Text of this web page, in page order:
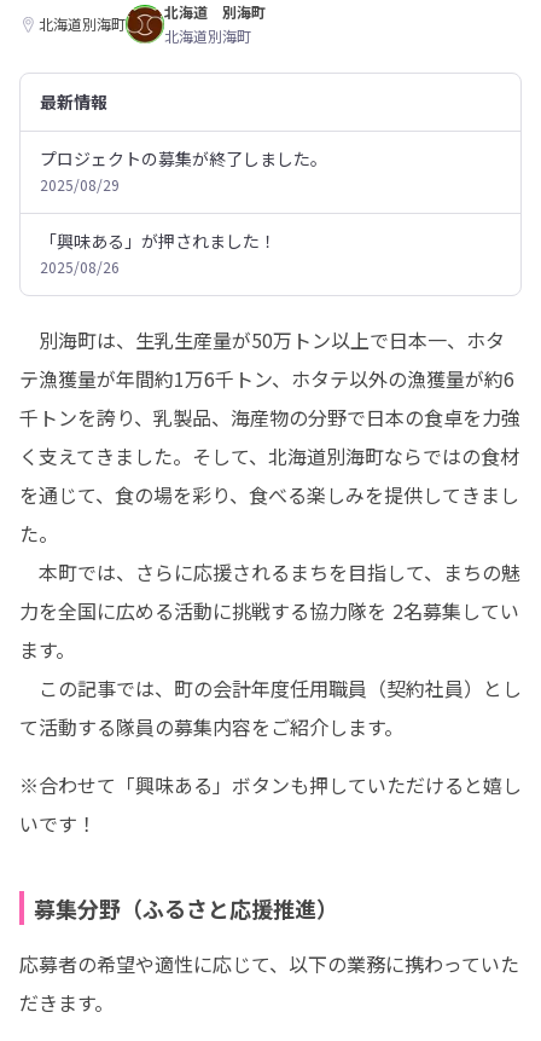
北海道別海町
北海道 別海町
北海道別海町
最新情報
プロジェクトの募集が終了しました。
2025/08/29
「興味ある」が押されました！
2025/08/26
別海町は、生乳生産量が50万トン以上で日本一、ホタ
テ漁獲量が年間約1万6千トン、ホタテ以外の漁獲量が約6
千トンを誇り、乳製品、海産物の分野で日本の食卓を力強
く支えてきました。そして、北海道別海町ならではの食材
を通じて、食の場を彩り、食べる楽しみを提供してきまし
た。
本町では、さらに応援されるまちを目指して、まちの魅
力を全国に広める活動に挑戦する協力隊を 2名募集してい
ます。
この記事では、町の会計年度任用職員（契約社員）とし
て活動する隊員の募集内容をご紹介します。
※合わせて「興味ある」ボタンも押していただけると嬉し
いです！
募集分野（ふるさと応援推進）
応募者の希望や適性に応じて、以下の業務に携わっていた
だきます。